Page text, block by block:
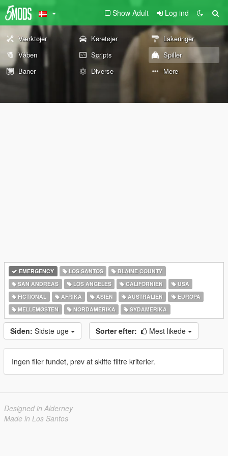
Show Adult Log ind
Værktøjer Køretøjer
Lakeringer
Våben
Scripts
Spiller
Baner
Diverse Mere
EMERGENCY LOS SANTOS
BLAINE COUNTY
SAN ANDREAS
LOS ANGELES CALIFORNIEN
USA
FICTIONAL
AFRIKA ASIEN AUSTRALIEN
EUROPA
MELLEMØSTEN
NORDAMERIKA SYDAMERIKA
Siden: Sidste uge Sorter efter: Mest likede
Ingen filer fundet, prøv at skifte filtre kriterier.
Designed in Alderney
Made in Los Santos